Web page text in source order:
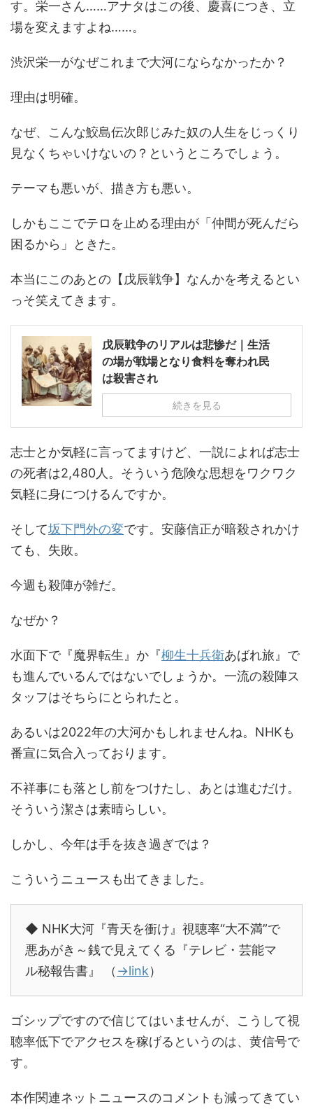
す。栄一さん……アナタはこの後、慶喜につき、立
場を変えますよね……。
渋沢栄一がなぜこれまで大河にならなかったか？
理由は明確。
なぜ、こんな鮫島伝次郎じみた奴の人生をじっくり
見なくちゃいけないの？というところでしょう。
テーマも悪いが、描き方も悪い。
しかもここでテロを止める理由が「仲間が死んだら
困るから」ときた。
本当にこのあとの【戊辰戦争】なんかを考えるとい
っそ笑えてきます。
戊辰戦争のリアルは悲惨だ｜生活
の場が戦場となり食料を奪われ民
は殺害され
続きを見る
志士とか気軽に言ってますけど、一説によれば志士
の死者は2,480人。そういう危険な思想をワクワク
気軽に身につけるんですか。
そして坂下門外の変です。安藤信正が暗殺されかけ
ても、失敗。
今週も殺陣が雑だ。
なぜか？
水面下で『魔界転生』か『柳生十兵衛あばれ旅』で
も進んでいるんではないでしょうか。一流の殺陣ス
タッフはそちらにとられたと。
あるいは2022年の大河かもしれませんね。NHKも
番宣に気合入っております。
不祥事にも落とし前をつけたし、あとは進むだけ。
そういう潔さは素晴らしい。
しかし、今年は手を抜き過ぎでは？
こういうニュースも出てきました。
◆ NHK大河『青天を衝け』視聴率“大不満”で
悪あがき～銭で見えてくる『テレビ・芸能マ
ル秘報告書』 （ →link）
ゴシップですので信じてはいませんが、こうして視
聴率低下でアクセスを稼げるというのは、黄信号で
す。
本作関連ネットニュースのコメントも減ってきてい